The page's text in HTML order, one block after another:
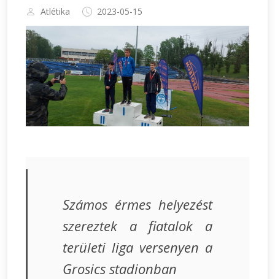
Atlétika 2023-05-15
Számos érmes helyezést
szereztek a fiatalok a
területi liga versenyen a
Grosics stadionban